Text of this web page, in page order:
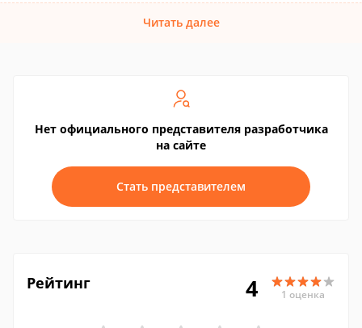
Читать далее
Нет официального представителя разработчика
на сайте
Стать представителем
Рейтинг 4 1 оценка